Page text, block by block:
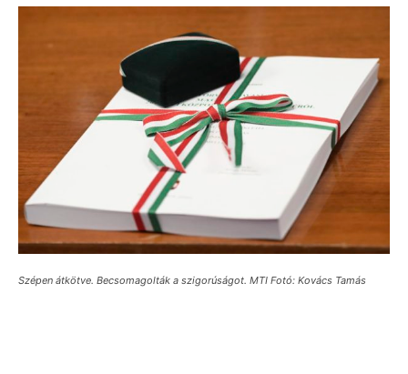
Szépen átkötve. Becsomagolták a szigorúságot. MTI Fotó: Kovács Tamás